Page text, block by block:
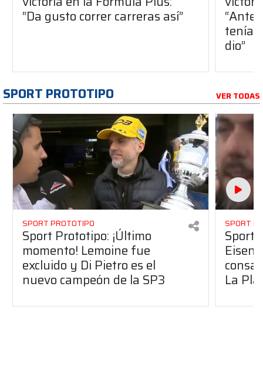
“Da gusto correr carreras así”
dio”
SPORT PROTOTIPO VER TODAS
SPORT PROTOTIPO
Sport Prototipo: ¡Último
momento! Lemoine fue
excluido y Di Pietro es el
nuevo campeón de la SP3
SPORT
Sport
La